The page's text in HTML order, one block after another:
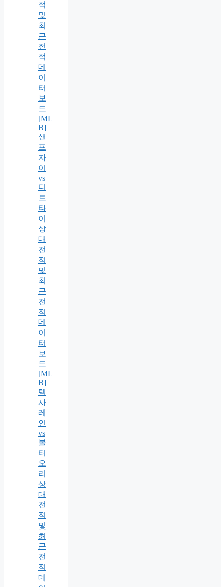
적
및
최
근
전
적
데
이
터
보
드
[ML
B]
샌
프
자
이
vs
디
트
타
이
상
대
전
적
및
최
근
전
적
데
이
터
보
드
[ML
B]
텍
사
레
인
vs
볼
티
오
리
상
대
전
적
및
최
근
전
적
데